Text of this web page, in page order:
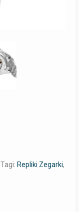
Tagi: Repliki Zegarki,